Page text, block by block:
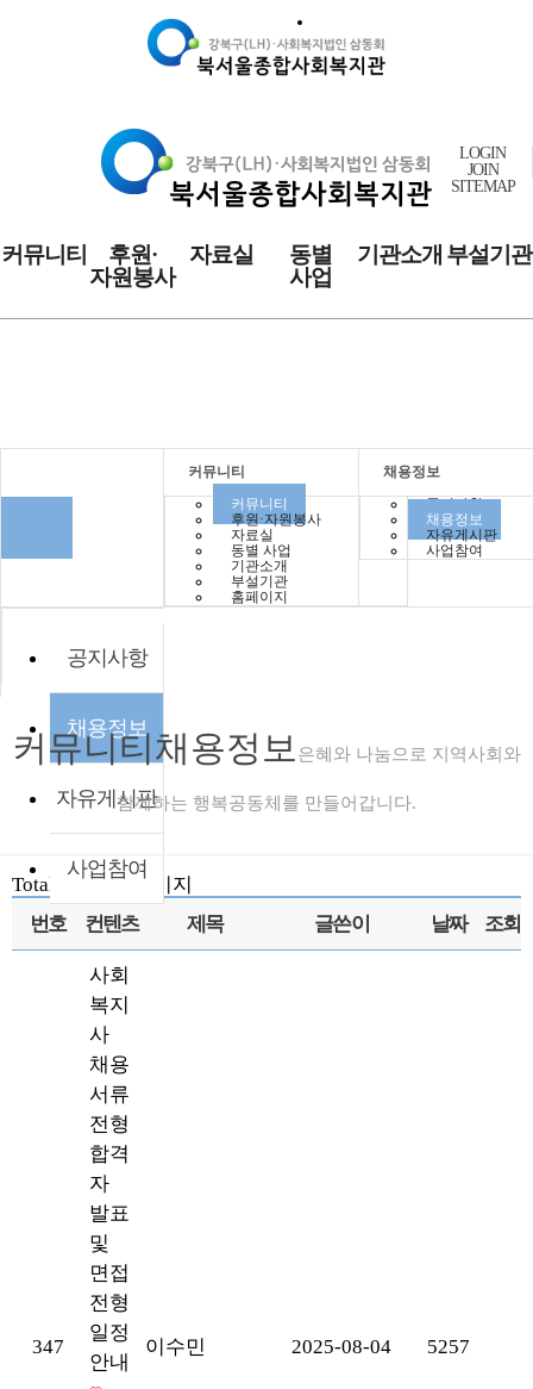
LOGIN
JOIN
SITEMAP
커뮤니티
후원·
자원봉사
자료실
동별
사업
기관소개 부설기관
커뮤니티
커뮤니티
후원·자원봉사
자료실
동별 사업
기관소개
부설기관
홈페이지
채용정보
공지사항
채용정보
자유게시판
사업참여
공지사항
채용정보
자유게시판
사업참여
커뮤니티채용정보 은혜와 나눔으로 지역사회와
함께하는 행복공동체를 만들어갑니다.
Total 392건4 페이지
번호
컨텐츠 제목 글쓴이 날짜 조회
347
사회
복지
사
채용
서류
전형
합격
자
발표
및
면접
전형
일정
안내
이수민 2025-08-04 5257